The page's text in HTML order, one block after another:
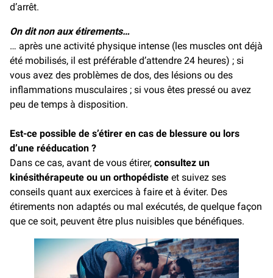
d’arrêt.
On dit non aux étirements…
… après une activité physique intense (les muscles ont déjà
été mobilisés, il est préférable d’attendre 24 heures) ; si
vous avez des problèmes de dos, des lésions ou des
inflammations musculaires ; si vous êtes pressé ou avez
peu de temps à disposition.
Est-ce possible de s’étirer en cas de blessure ou lors
d’une rééducation ?
Dans ce cas, avant de vous étirer, consultez un
kinésithérapeute ou un orthopédiste et suivez ses
conseils quant aux exercices à faire et à éviter. Des
étirements non adaptés ou mal exécutés, de quelque façon
que ce soit, peuvent être plus nuisibles que bénéfiques.